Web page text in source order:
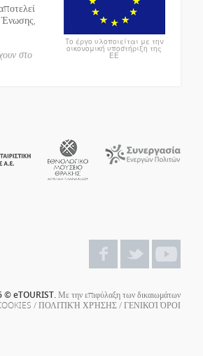
στο
Το έργο υλοποιείται με την
οικονομική υποστήριξη της
ΕΕ
© eTOURIST.Με την επιφύλαξη των δικαιωμάτων
/ΠΟΛΙΤΙΚΉ ΧΡΉΣΗΣ/ΓΕΝΙΚΟΊ ΌΡΟΙ